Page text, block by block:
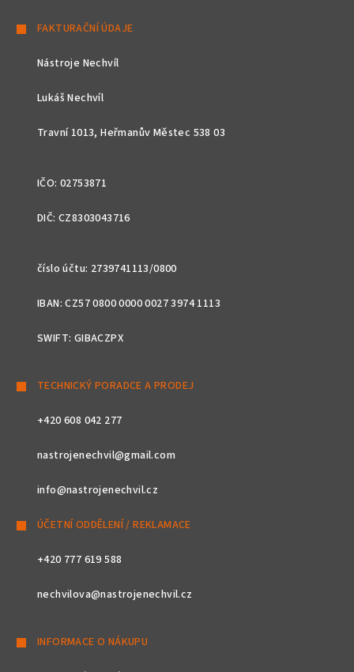
FAKTURAČNÍ ÚDAJE
Nástroje Nechvíl
Lukáš Nechvíl
Travní 1013, Heřmanův Městec 538 03
IČO: 02753871
DIČ: CZ8303043716
číslo účtu: 2739741113/0800
IBAN: CZ57 0800 0000 0027 3974 1113
SWIFT: GIBACZPX
TECHNICKÝ PORADCE A PRODEJ
+420 608 042 277
nastrojenechvil@gmail.com
info@nastrojenechvil.cz
ÚČETNÍ ODDĚLENÍ / REKLAMACE
+420 777 619 588
nechvilova@nastrojenechvil.cz
INFORMACE O NÁKUPU